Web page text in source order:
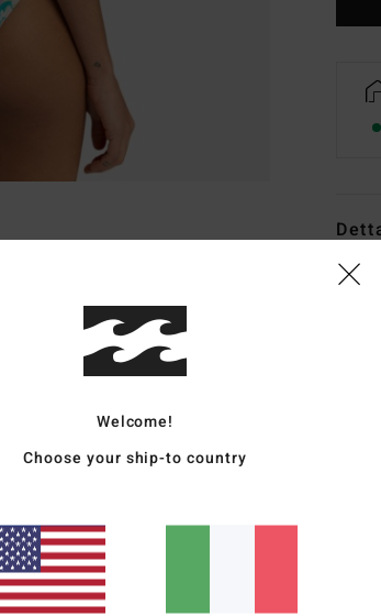
Welcome!
Choose your ship-to country